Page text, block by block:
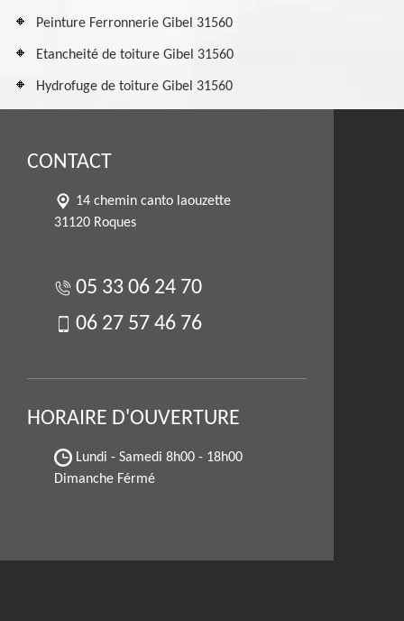
Peinture Ferronnerie Gibel 31560
Etancheité de toiture Gibel 31560
Hydrofuge de toiture Gibel 31560
CONTACT
14 chemin canto laouzette
31120 Roques
05 33 06 24 70
06 27 57 46 76
HORAIRE D'OUVERTURE
Lundi - Samedi 8h00 - 18h00
Dimanche Férmé